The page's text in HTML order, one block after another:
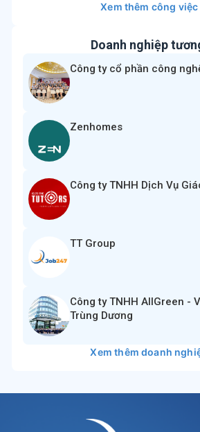
Xem thêm công
Doanh nghiệp
Công ty cổ phần công
Zenhomes
Công ty TNHH Dịch Vụ
TT Group
Công ty TNHH AllGreen -
Trùng Dương
Xem thêm doanh